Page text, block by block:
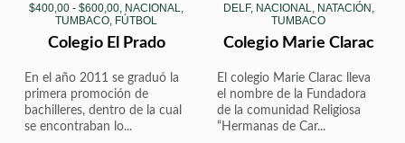
$400,00 - $600,00, NACIONAL,
TUMBACO, FÚTBOL
Colegio El Prado
En el año 2011 se graduó la
primera promoción de
bachilleres, dentro de la cual
se encontraban lo...
DELF, NACIONAL, NATACIÓN,
TUMBACO
Colegio Marie Clarac
El colegio Marie Clarac lleva
el nombre de la Fundadora
de la comunidad Religiosa
“Hermanas de Car...